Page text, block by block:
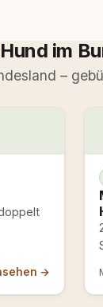
im
–
Keine…
→